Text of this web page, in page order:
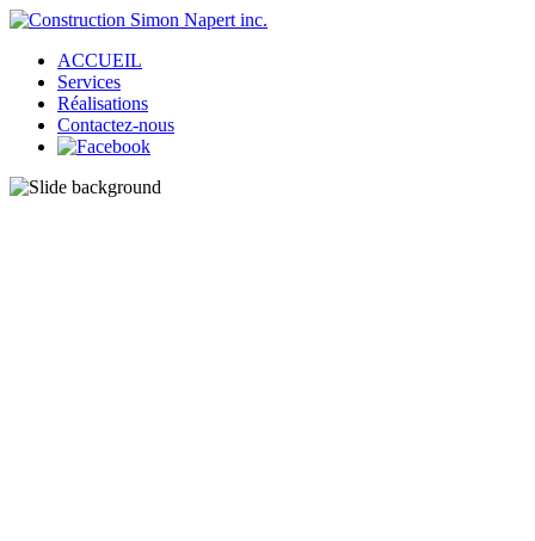
ACCUEIL
Services
Réalisations
Contactez-nous